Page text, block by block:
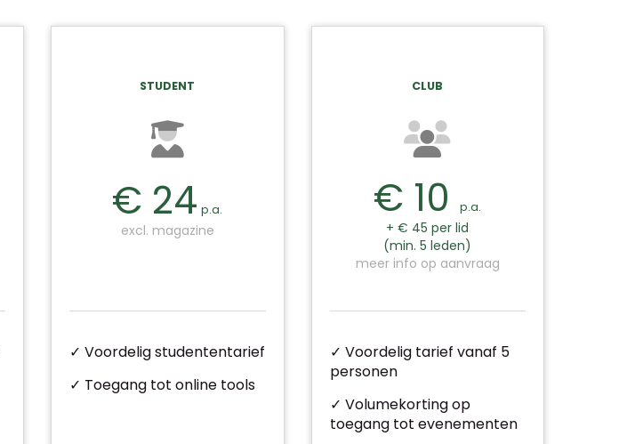
STUDENT
€ 24 p.a.
excl. magazine
✓ Voordelig studententarief
✓ Toegang tot online tools
CLUB
€ 10p.a.
+ € 45 per lid
(min. 5 leden)
meer info op aanvraag
✓ Voordelig tarief vanaf 5
personen
✓ Volumekorting op
toegang tot evenementen